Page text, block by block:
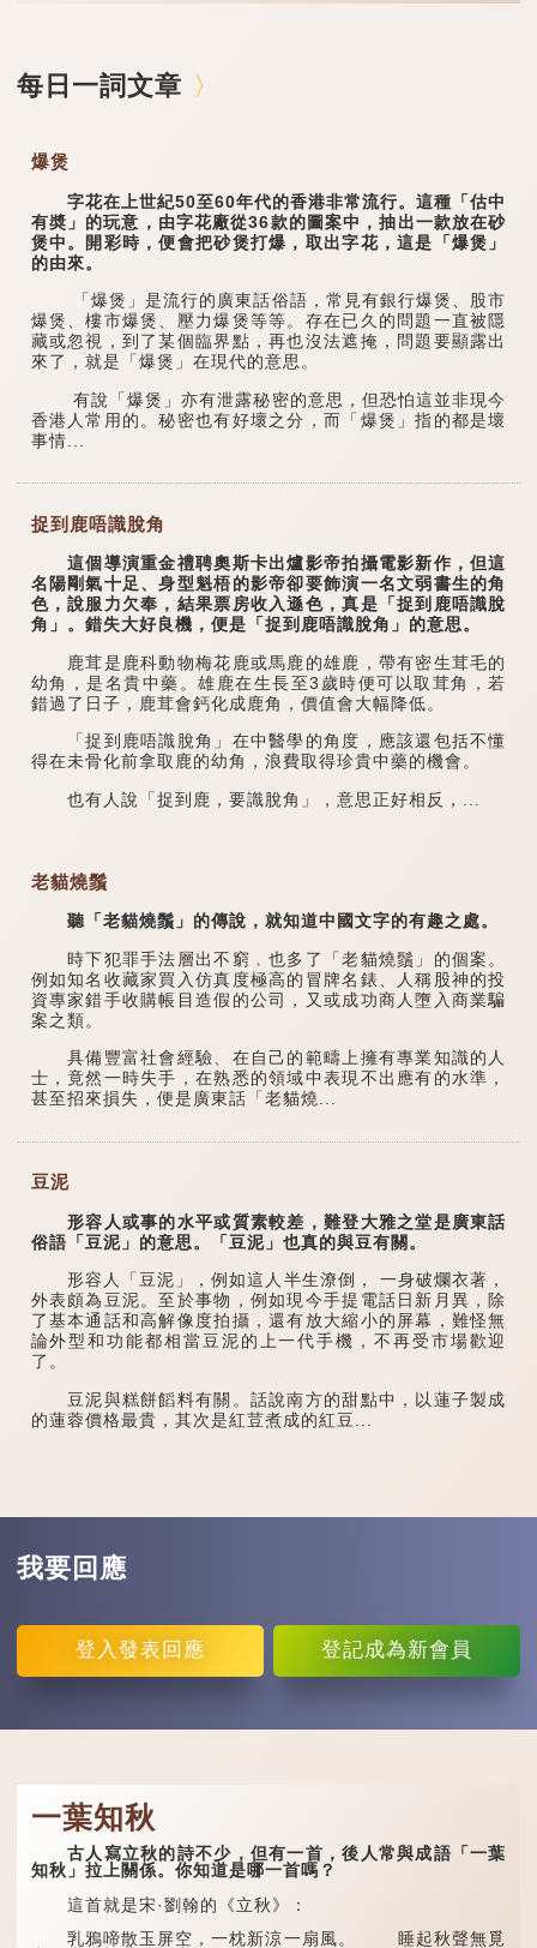
每日一詞文章
爆煲
字花在上世紀50至60年代的香港非常流行。這種「估中
有奬」的玩意，由字花廠從36款的圖案中，抽出一款放在砂
煲中。開彩時，便會把砂煲打爆，取出字花，這是「爆煲」
的由來。
「爆煲」是流行的廣東話俗語，常見有銀行爆煲、股市
爆煲、樓市爆煲、壓力爆煲等等。存在已久的問題一直被隱
藏或忽視，到了某個臨界點，再也沒法遮掩，問題要顯露出
來了，就是「爆煲」在現代的意思。
有說「爆煲」亦有泄露秘密的意思，但恐怕這並非現今
香港人常用的。秘密也有好壞之分，而「爆煲」指的都是壞
事情...
捉到鹿唔識脫角
這個導演重金禮聘奧斯卡出爐影帝拍攝電影新作，但這
名陽剛氣十足、身型魁梧的影帝卻要飾演一名文弱書生的角
色，說服力欠奉，結果票房收入遜色，真是「捉到鹿唔識脫
角」。錯失大好良機，便是「捉到鹿唔識脫角」的意思。
鹿茸是鹿科動物梅花鹿或馬鹿的雄鹿，帶有密生茸毛的
幼角，是名貴中藥。雄鹿在生長至3歲時便可以取茸角，若
錯過了日子，鹿茸會鈣化成鹿角，價值會大幅降低。
「捉到鹿唔識脫角」在中醫學的角度，應該還包括不懂
得在未骨化前拿取鹿的幼角，浪費取得珍貴中藥的機會。
也有人說「捉到鹿，要識脫角」，意思正好相反，...
老貓燒鬚
聽「老貓燒鬚」的傳說，就知道中國文字的有趣之處。
時下犯罪手法層出不窮﹐也多了「老貓燒鬚」的個案。
例如知名收藏家買入仿真度極高的冒牌名錶、人稱股神的投
資專家錯手收購帳目造假的公司，又或成功商人墮入商業騙
案之類。
具備豐富社會經驗、在自己的範疇上擁有專業知識的人
士，竟然一時失手，在熟悉的領域中表現不出應有的水準，
甚至招來損失，便是廣東話「老貓燒...
豆泥
形容人或事的水平或質素較差，難登大雅之堂是廣東話
俗語「豆泥」的意思。「豆泥」也真的與豆有關。
形容人「豆泥」，例如這人半生潦倒， 一身破爛衣著，
外表頗為豆泥。至於事物，例如現今手提電話日新月異，除
了基本通話和高解像度拍攝，還有放大縮小的屏幕，難怪無
論外型和功能都相當豆泥的上一代手機，不再受市場歡迎
了。
豆泥與糕餅饀料有關。話說南方的甜點中，以蓮子製成
的蓮蓉價格最貴，其次是紅荳煮成的紅豆...
我要回應
登入 發表回應 登記成為新會員
一葉知秋
古人寫立秋的詩不少，但有一首，後人常與成語「一葉
知秋」拉上關係。你知道是哪一首嗎？
這首就是宋·劉翰的《立秋》：
乳鴉啼散玉屏空，一枕新涼一扇風。 睡起秋聲無覓